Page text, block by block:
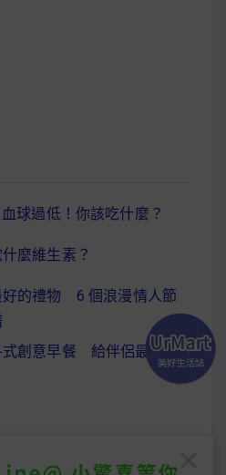
球過低！你該吃什麼？
麼維生素？
好的禮物 6 個浪漫情人節
式創意早餐 給伴侶最驚喜